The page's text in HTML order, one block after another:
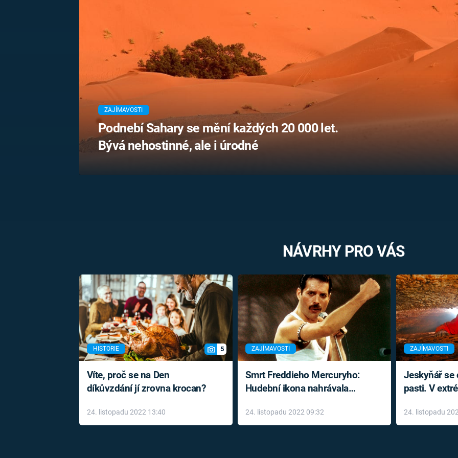
BONAPARTE
BRITSKÁ
KRÁLOVSKÁ
RODINA
MIMOZEMŠŤANÉ
UTAJENÉ PŘÍBĚHY
ČESKÝCH DĚJIN
ALTERNATIVNÍ
FILMY
HORORY
REALITA
OPTICKÉ
ZAJÍMAVOSTI
Podnebí Sahary se mění každých 20 000 let.
Bývá nehostinné, ale i úrodné
NÁVRHY PRO VÁS
HISTORIE 5
Víte, proč se na Den
díkůvzdání jí zrovna krocan?
24. listopadu 2022 13:40
ZAJÍMAVOSTI
Smrt Freddieho Mercuryho:
Hudební ikona nahrávala
léky
24. listopadu 2022 09:32
ZAJÍMAVOSTI
Jeskyňář se
pasti. V
24. listopadu